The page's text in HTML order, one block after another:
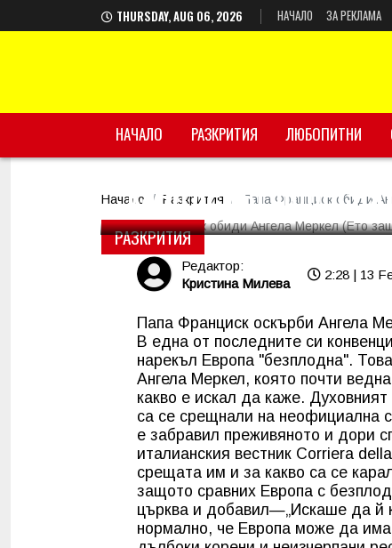
THURSDAY, AUG 06, 2026 НАЧАЛО ЗА РЕКЛАМА
НАЧАЛО РАЗКРИТИЯ ЛЮБОПИТНИ
Начало Разкрития Папа Франциск обиди
РАЗКРИТИЯ
Папа Франциск
канцлерът побесня)
Редактор:
Кристина Милева
2:28 | 13
Папа Франциск оскърби Ангела
В една от последните си
нарекъл Европа "безплодна".
Ангела Меркел, която почти
какво е искал да каже.
са се срещнали на неофициална
е забравил преживяното и дори
италианския вестник Corriera
срещата им и за какво са се
защото сравних Европа с
църква и добавил—„Искаше да й
нормално, че Европа може да